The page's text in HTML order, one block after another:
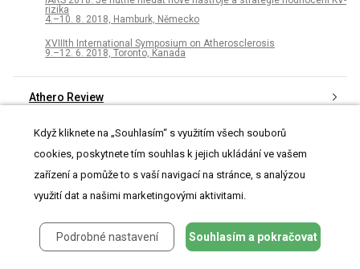
rizika
4.–10. 8. 2018, Hamburk, Německo
XVIIIth International Symposium on Atherosclerosis
9.–12. 6. 2018, Toronto, Kanada
Athero Review
Archiv čísel
Aktuální číslo
Když kliknete na „Souhlasím“ s využitím všech souborů
cookies, poskytnete tím souhlas k jejich ukládání ve vašem
zařízení a pomůže to s vaší navigací na stránce, s analýzou
využití dat a našimi marketingovými aktivitami.
Podrobné nastavení Souhlasím a pokračovat